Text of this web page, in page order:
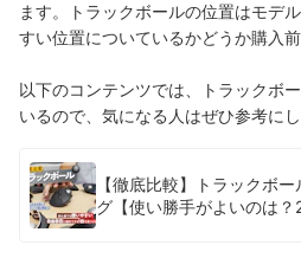
ます。
トラックボールの位置はモデ
すい位置についているかどうか購入前
以下のコンテンツでは、トラックボ
いるので、気になる人はぜひ参考に
【徹底比較】トラックボ
グ【使い勝手がよいのは？